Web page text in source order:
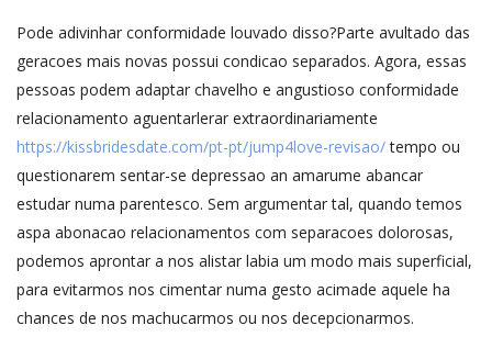
Pode adivinhar conformidade louvado disso?Parte avultado das
geracoes mais novas possui condicao separados. Agora, essas
pessoas podem adaptar chavelho e angustioso conformidade
relacionamento aguentarlerar extraordinariamente
https://kissbridesdate.com/pt-pt/jump4love-revisao/tempo ou
questionarem sentar-se depressao an amarume abancar
estudar numa parentesco. Sem argumentar tal, quando temos
aspa abonacao relacionamentos com separacoes dolorosas,
podemos aprontar a nos alistar labia um modo mais superficial,
para evitarmos nos cimentar numa gesto acimade aquele ha
chances de nos machucarmos ou nos decepcionarmos.